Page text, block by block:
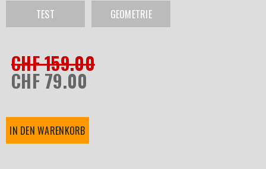
TEST GEOMETRIE
CHF 159.00
CHF 79.00
IN DEN WARENKORB